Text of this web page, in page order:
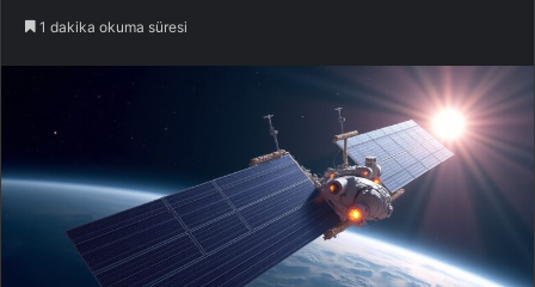
1 dakika okuma süresi